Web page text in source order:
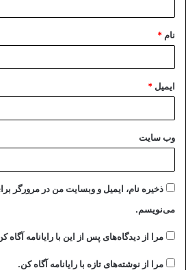
نام *
ایمیل *
وب‌ سایت
ذخیره نام، ایمیل و وبسایت من در مرورگر
می‌نویسم.
مرا از دیدگاه‌های پس از این با رایانامه آگاه
مرا از نوشته‌های تازه با رایانامه آگاه کن.